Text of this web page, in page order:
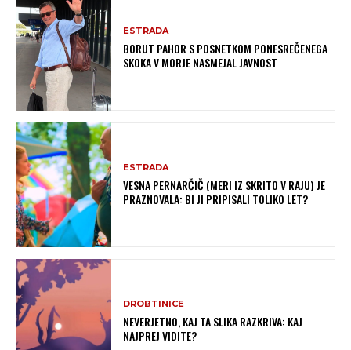
ESTRADA
BORUT PAHOR S POSNETKOM PONESREČENEGA
SKOKA V MORJE NASMEJAL JAVNOST
ESTRADA
VESNA PERNARČIČ (MERI IZ SKRITO V RAJU) JE
PRAZNOVALA: BI JI PRIPISALI TOLIKO LET?
DROBTINICE
NEVERJETNO, KAJ TA SLIKA RAZKRIVA: KAJ
NAJPREJ VIDITE?